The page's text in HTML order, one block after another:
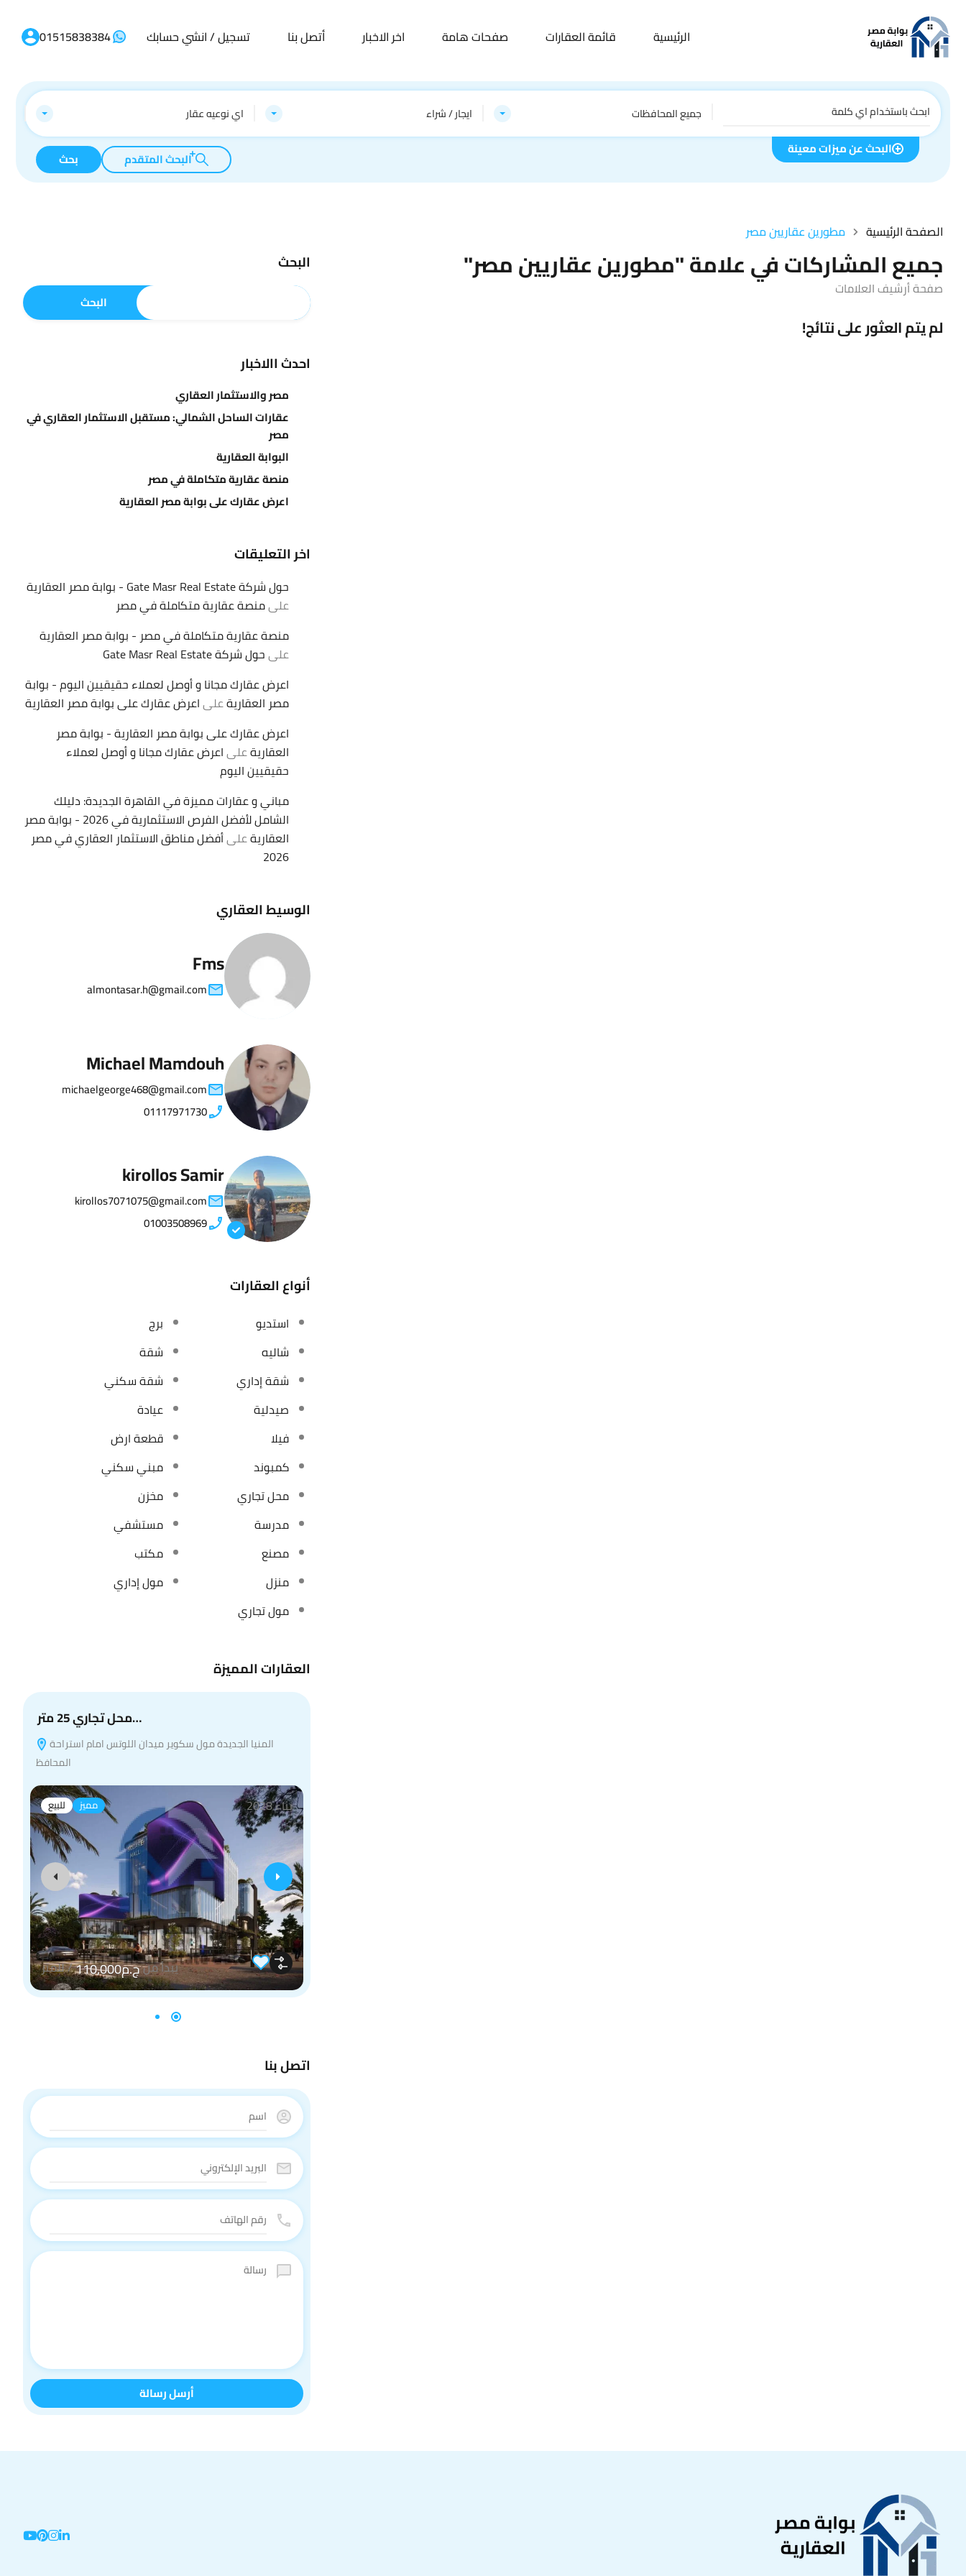
الرئيسية قائمة العقارات صفحات هامة اخر الاخبار أتصل بنا تسجيل / انشي حسابك 01515838384
جميع المحافظات ايجار / شراء اي نوعيه عقار
البحث عن ميزات معينة
البحث المتقدم بحث
الصفحة الرئيسية مطورين عقاريين مصر
جميع المشاركات في علامة "مطورين عقاريين مصر"
صفحة أرشيف العلامات
لم يتم العثور على نتائج!
البحث
البحث
احدث االاخبار
مصر والاستثمار العقاري
عقارات الساحل الشمالي: مستقبل الاستثمار العقاري في
مصر
البوابة العقارية
منصة عقارية متكاملة في مصر
اعرض عقارك على بوابة مصر العقارية
اخر التعليقات
حول شركة Gate Masr Real Estate - بوابة مصر العقارية
علىمنصة عقارية متكاملة في مصر
منصة عقارية متكاملة في مصر - بوابة مصر العقارية
علىحول شركة Gate Masr Real Estate
اعرض عقارك مجانا و أوصل لعملاء حقيقيين اليوم - بوابة
مصر العقاريةعلىاعرض عقارك على بوابة مصر العقارية
اعرض عقارك على بوابة مصر العقارية - بوابة مصر
العقاريةعلىاعرض عقارك مجانا و أوصل لعملاء
حقيقيين اليوم
مباني و عقارات مميزة في القاهرة الجديدة: دليلك
الشامل لأفضل الفرص الاستثمارية في 2026 - بوابة مصر
العقاريةعلىأفضل مناطق الاستثمار العقاري في مصر
2026
الوسيط العقاري
Fms
almontasar.h@gmail.com
Michael Mamdouh
michaelgeorge468@gmail.com
01117971730
kirollos Samir
kirollos7071075@gmail.com
01003508969
أنواع العقارات
استديو
برج
شاليه
شقة
شقة إداري
شقة سكني
صيدلية
عيادة
فيلا
قطعة ارض
كمبوند
مبني سكني
محل تجاري
مخزن
مدرسة
مستشفي
مصنع
مكتب
منزل
مول إداري
مول تجاري
العقارات المميزة
محل تجاري 25 متر…
المحافظ
للبيع مميز بناء 2028
يبدأ منج.م110,000 /للمتر
اتصل بنا